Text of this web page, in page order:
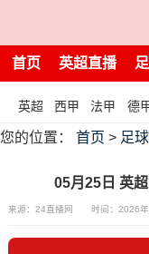
首页 英超直播
英超 西甲 法甲 德
您的位置： 首页 > 足
05月25日 英
来源：24直播网 时间：2026